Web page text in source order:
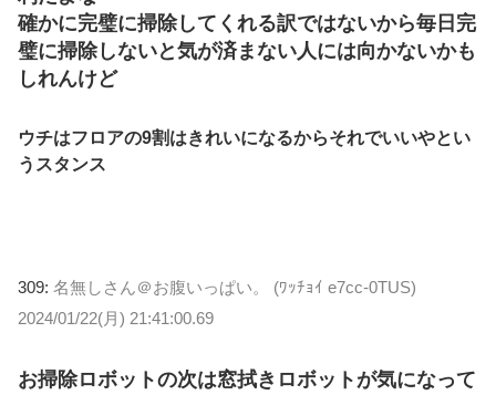
確かに完璧に掃除してくれる訳ではないから毎日完
璧に掃除しないと気が済まない人には向かないかも
しれんけど
ウチはフロアの9割はきれいになるからそれでいいやとい
うスタンス
309: 名無しさん＠お腹いっぱい。 (ﾜｯﾁｮｲ e7cc-0TUS)
2024/01/22(月) 21:41:00.69
お掃除ロボットの次は窓拭きロボットが気になって